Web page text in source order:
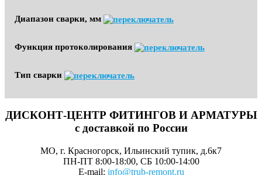
Диапазон сварки, мм
Функция протоколирования
Тип сварки
ДИСКОНТ-ЦЕНТР ФИТИНГОВ И АРМАТУРЫ
с доставкой по России
МО, г. Красногорск, Ильинский тупик, д.6к7
ПН-ПТ 8:00-18:00, СБ 10:00-14:00
E-mail: info@trub-remont.ru